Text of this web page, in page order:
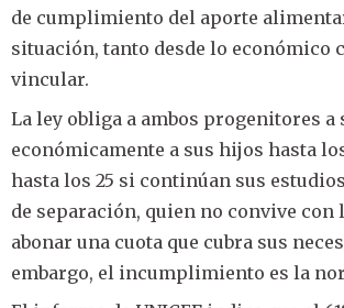
de cumplimiento del aporte
situación, tanto desde lo económico
vincular.
La ley obliga a ambos progenitores a
económicamente a sus hijos hasta
hasta los 25 si continúan sus
de separación, quien no convive con
abonar una cuota que cubra sus
embargo, el incumplimiento es la